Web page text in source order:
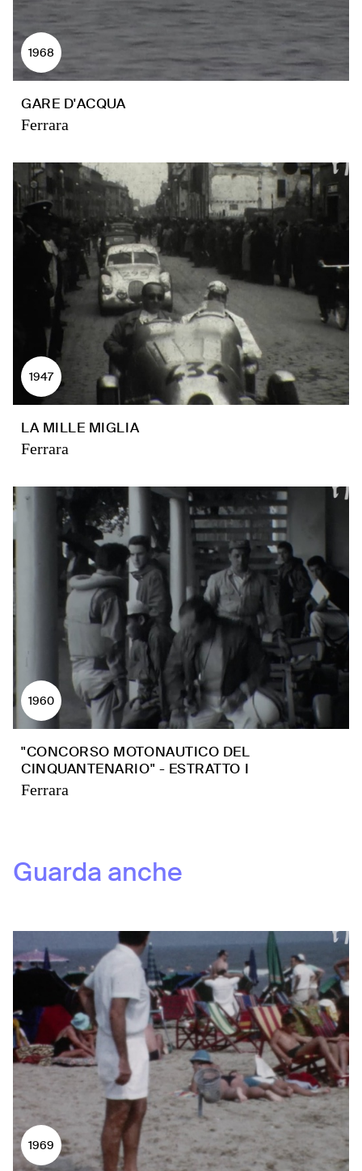
1968
GARE D'ACQUA
Ferrara
1947
LA MILLE MIGLIA
Ferrara
1960
"CONCORSO MOTONAUTICO DEL
CINQUANTENARIO" - ESTRATTO I
Ferrara
Guarda anche
1969